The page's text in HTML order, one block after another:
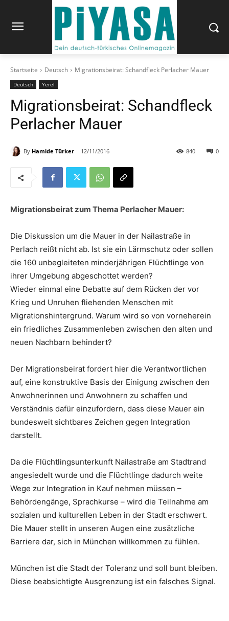
Startseite Deutsch Migrationsbeirat: Schandfleck Perlacher Mauer
Deutsch Yerel
Migrationsbeirat: Schandfleck
Perlacher Mauer
By Hamide Türker 12/11/2016 0
840
Migrationsbeirat zum Thema Perlacher Mauer:
Die Diskussion um die Mauer in der Nailastraße in
Perlach reißt nicht ab. Ist sie ein Lärmschutz oder sollen
die 160 unbegleiteten minderjährigen Flüchtlinge von
ihrer Umgebung abgeschottet werden?
Wieder einmal eine Debatte auf dem Rücken der vor
Krieg und Unruhen fliehenden Menschen mit
Migrationshintergrund. Warum wird so von vorneherein
ein friedliches Zusammenleben zwischen den alten und
neuen Nachbarn behindert?
Der Migrationsbeirat fordert hier die Verantwortlichen
auf, eine konstruktive Basis der Einigung zwischen den
Anwohnerinnen und Anwohnern zu schaffen und
Verständnis dafür einzufordern, dass diese Mauer ein
bundesweit sichtbares Zeichen gegen Integration
darstellt.
Da die Flüchtlingsunterkunft Nailastraße am Stadtrand
angesiedelt wurde und die Flüchtlinge dadurch weite
Wege zur Integration in Kauf nehmen müssen –
Behördengänge, Sprachkurse – wird die Teilnahme am
sozialen und kulturellen Leben in der Stadt erschwert.
Die Mauer stellt in unseren Augen eine zusätzliche
Barriere dar, sich in München willkommen zu fühlen.
München ist die Stadt der Toleranz und soll bunt bleiben.
Diese beabsichtigte Ausgrenzung ist ein falsches Signal.